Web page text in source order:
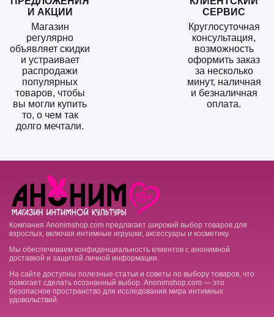
И АКЦИИ
Магазин
регулярно
объявляет скидки
и устраивает
распродажи
популярных
товаров, чтобы
вы могли купить
то, о чем так
долго мечтали.
СЕРВИС
Круглосуточная
консультация,
возможность
оформить заказ
за несколько
минут, наличная
и безналичная
оплата.
Компания Anonimshop.com предлагает широкий выбор товаров для
взрослых, включая интимные игрушки, аксессуары и косметику.
Мы обеспечиваем конфиденциальность клиентов с анонимной
доставкой и защитой личной информации.
На сайте доступны полезные статьи и советы по выбору товаров, что
помогает сделать осознанный выбор. Anonimshop.com — это
безопасное пространство для исследования мира интимных
удовольствий.